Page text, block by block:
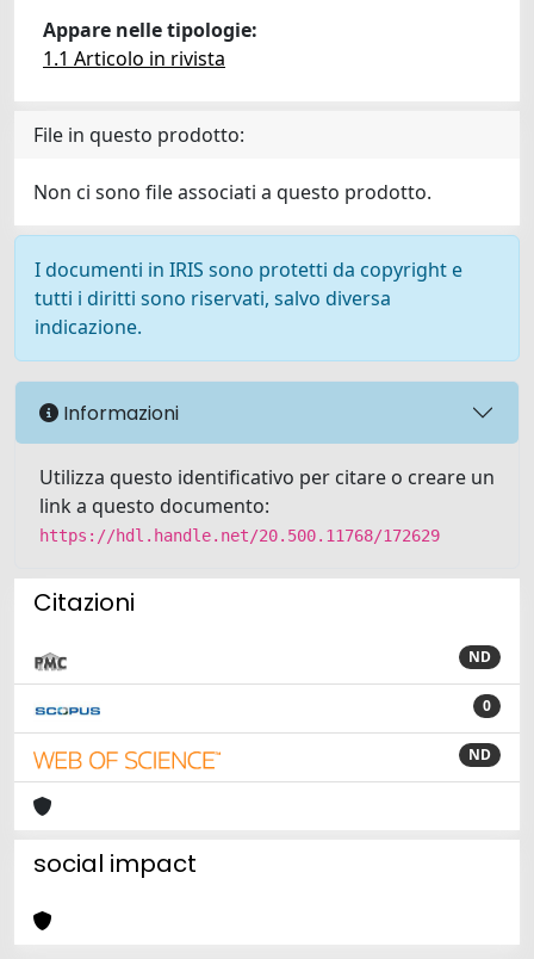
Appare nelle tipologie:
1.1 Articolo in rivista
File in questo prodotto:
Non ci sono file associati a questo prodotto.
I documenti in IRIS sono protetti da copyright e
tutti i diritti sono riservati, salvo diversa
indicazione.
Informazioni
Utilizza questo identificativo per citare o creare un
link a questo documento:
https://hdl.handle.net/20.500.11768/172629
Citazioni
ND
0
ND
social impact